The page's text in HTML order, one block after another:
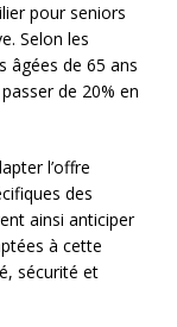
pour seniors
Selon les
âgées de 65 ans
de 20% en
l’offre
des
ainsi anticiper
à cette
sécurité et